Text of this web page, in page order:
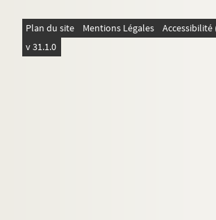
Plan du site Mentions Légales
v 31.1.0